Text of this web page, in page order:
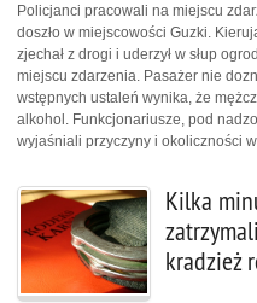
Policjanci pracowali na miejscu
doszło w miejscowości Guzki.
zjechał z drogi i uderzył w słup
miejscu zdarzenia. Pasażer nie
wstępnych ustaleń wynika, że
alkohol. Funkcjonariusze, pod
wyjaśniali przyczyny i okoliczności
Kilka
kradzież